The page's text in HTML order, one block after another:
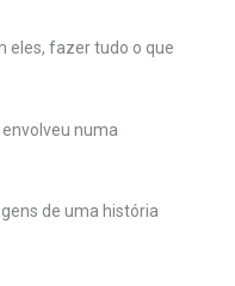
eles, fazer tudo o que
numa
de uma história